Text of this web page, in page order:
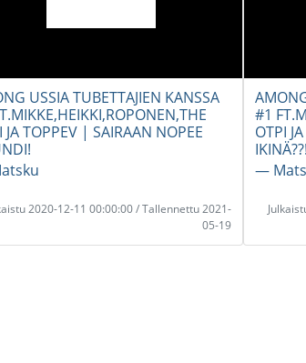
USSIA TUBETTAJIEN KANSSA
JA TOPPEV | SAIRAAN NOPEE
2020-12-11 00:00:00 / Tallennettu 2021-
05-19
#1
OTPI
―